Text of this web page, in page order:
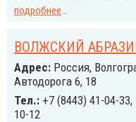
подробнее...
ВОЛЖСКИЙ
Адрес: Россия,
Автодорога 6, 18
Тел.: +7 (8443) 41-04-
10-12